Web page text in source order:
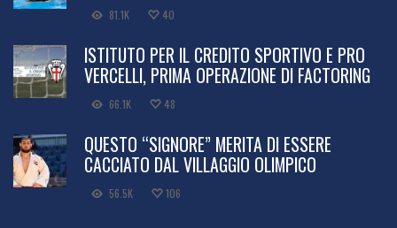
81.1K 40
ISTITUTO PER IL CREDITO SPORTIVO E PRO
VERCELLI, PRIMA OPERAZIONE DI FACTORING
66.1K 48
QUESTO “SIGNORE” MERITA DI ESSERE
CACCIATO DAL VILLAGGIO OLIMPICO
56.5K 106